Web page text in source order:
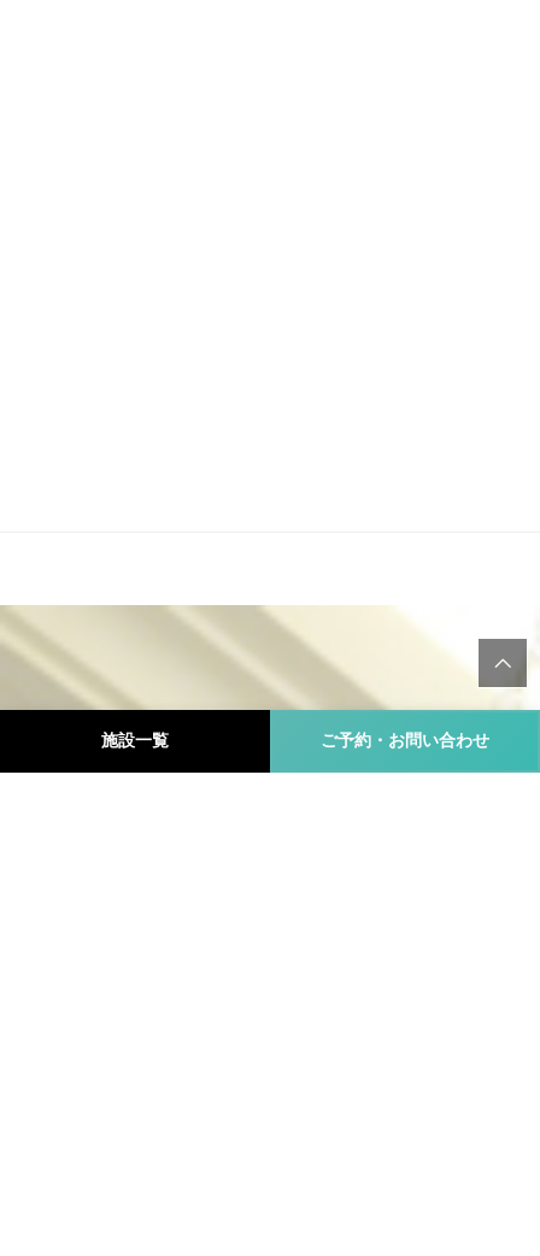
施設一覧 ご予約・お問い合わせ